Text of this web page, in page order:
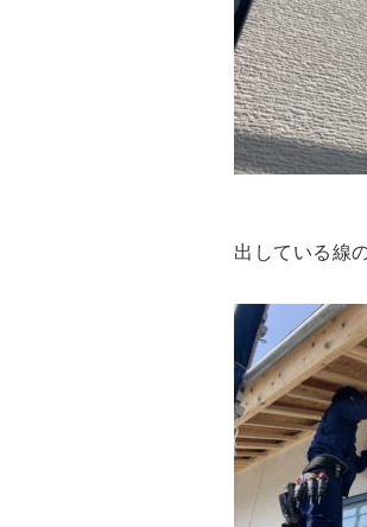
出している線